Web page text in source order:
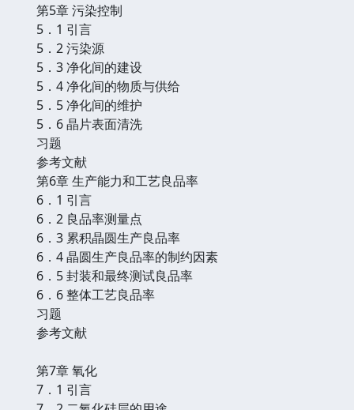
第5章 污染控制
5．1 引言
5．2 污染源
5．3 净化间的建设
5．4 净化间的物质与供给
5．5 净化间的维护
5．6 晶片表面清洗
习题
参考文献
第6章 生产能力和工艺良品率
6．1 引言
6．2 良品率测量点
6．3 累积晶圆生产良品率
6．4 晶圆生产良品率的制约因素
6．5 封装和最终测试良品率
6．6 整体工艺良品率
习题
参考文献
第7章 氧化
7．1 引言